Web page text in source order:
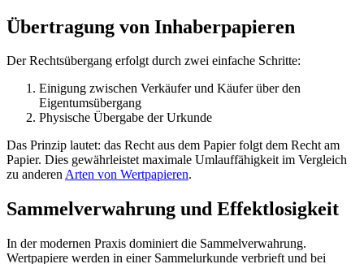
Übertragung von Inhaberpapieren
Der Rechtsübergang erfolgt durch zwei einfache Schritte:
Einigung zwischen Verkäufer und Käufer über den
Eigentumsübergang
Physische Übergabe der Urkunde
Das Prinzip lautet: das Recht aus dem Papier folgt dem Recht am
Papier. Dies gewährleistet maximale Umlauffähigkeit im Vergleich
zu anderenArten von Wertpapieren.
Sammelverwahrung und Effektlosigkeit
In der modernen Praxis dominiert die Sammelverwahrung.
Wertpapiere werden in einer Sammelurkunde verbrieft und bei